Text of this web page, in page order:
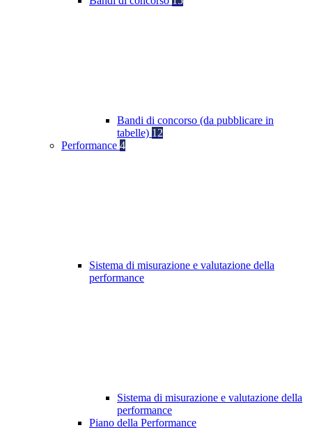
Bandi di concorso (da pubblicare in
tabelle) 12
Performance 4
Sistema di misurazione e valutazione della
performance
Sistema di misurazione e valutazione della
performance
Piano della Performance